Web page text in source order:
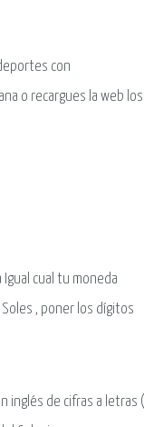
con
o recargues la web los
Igual cual tu moneda
Soles , poner los dígitos
inglés de cifras a letras (